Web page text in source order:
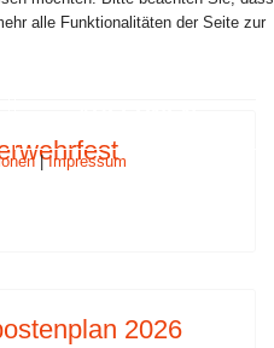
2026
alle Funktionalitäten der Seite zur
|Impressum